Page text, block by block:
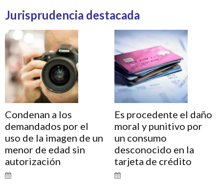
Jurisprudencia destacada
Condenan a los
demandados por el
uso de la imagen de un
menor de edad sin
autorización
Es procedente el daño
moral y punitivo por
un consumo
desconocido en la
tarjeta de crédito